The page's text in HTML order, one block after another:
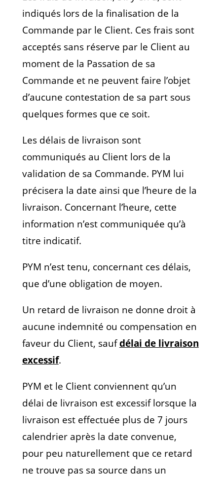
indiqués lors de la finalisation de la
Commande par le Client. Ces frais sont
acceptés sans réserve par le Client au
moment de la Passation de sa
Commande et ne peuvent faire l’objet
d’aucune contestation de sa part sous
quelques formes que ce soit.
Les délais de livraison sont
communiqués au Client lors de la
validation de sa Commande. PYM lui
précisera la date ainsi que l’heure de la
livraison. Concernant l’heure, cette
information n’est communiquée qu’à
titre indicatif.
PYM n’est tenu, concernant ces délais,
que d’une obligation de moyen.
Un retard de livraison ne donne droit à
aucune indemnité ou compensation en
faveur du Client, saufdélai de livraison
excessif.
PYM et le Client conviennent qu’un
délai de livraison est excessif lorsque la
livraison est effectuée plus de 7 jours
calendrier après la date convenue,
pour peu naturellement que ce retard
ne trouve pas sa source dans un